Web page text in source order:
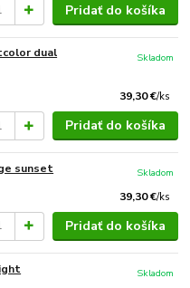
Pridať do košíka
dual
39,30 €/ks
Skladom
Pridať do košíka
sunset
39,30 €/ks
Skladom
Pridať do košíka
Skladom